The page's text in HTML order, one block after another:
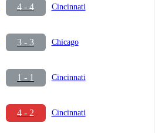
4 - 4 Cincinnati
3 - 3 Chicago
1 - 1 Cincinnati
4 - 2 Cincinnati